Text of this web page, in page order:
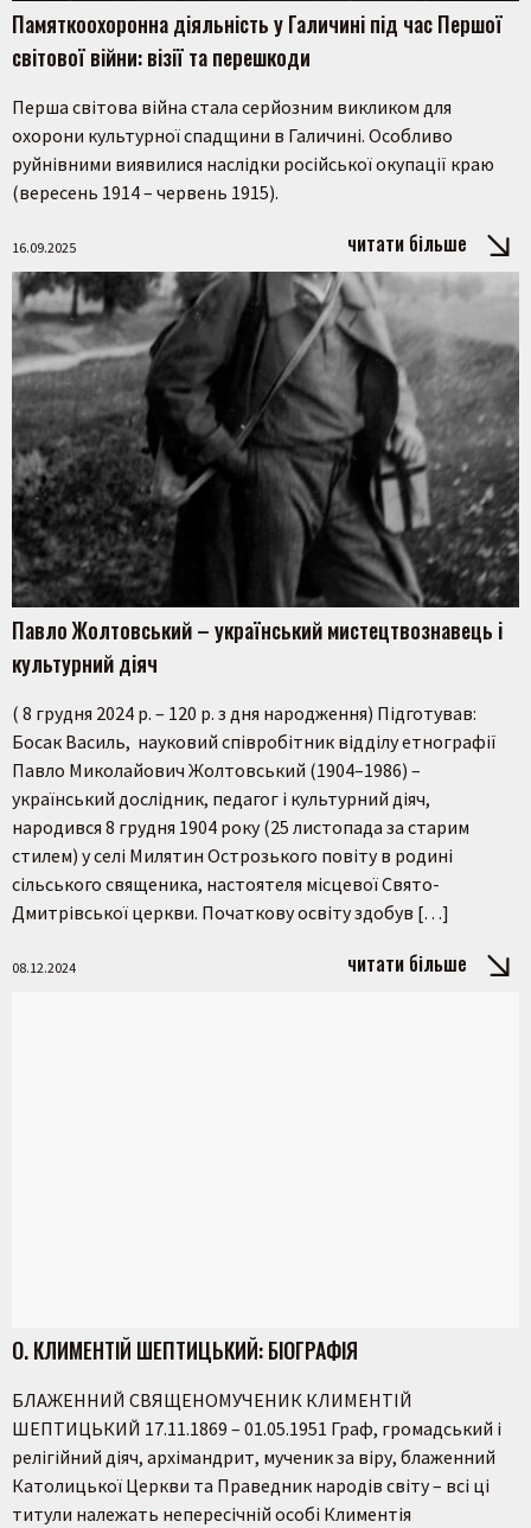
Памяткоохоронна діяльність у Галичині під час Першої
світової війни: візії та перешкоди
Перша світова війна стала серйозним викликом для
охорони культурної спадщини в Галичині. Особливо
руйнівними виявилися наслідки російської окупації краю
(вересень 1914 – червень 1915).
16.09.2025 читати більше
Павло Жолтовський – український мистецтвознавець і
культурний діяч
( 8 грудня 2024 р. – 120 р. з дня народження) Підготував:
Босак Василь, науковий співробітник відділу етнографії
Павло Миколайович Жолтовський (1904–1986) –
український дослідник, педагог і культурний діяч,
народився 8 грудня 1904 року (25 листопада за старим
стилем) у селі Милятин Острозького повіту в родині
сільського священика, настоятеля місцевої Свято-
Дмитрівської церкви. Початкову освіту здобув […]
08.12.2024 читати більше
О. КЛИМЕНТІЙ ШЕПТИЦЬКИЙ: БІОГРАФІЯ
БЛАЖЕННИЙ СВЯЩЕНОМУЧЕНИК КЛИМЕНТІЙ
ШЕПТИЦЬКИЙ 17.11.1869 – 01.05.1951 Граф, громадський і
релігійний діяч, архімандрит, мученик за віру, блаженний
Католицької Церкви та Праведник народів світу – всі ці
титули належать непересічній особі Климентія